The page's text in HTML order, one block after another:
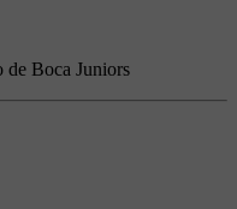
de Boca Juniors